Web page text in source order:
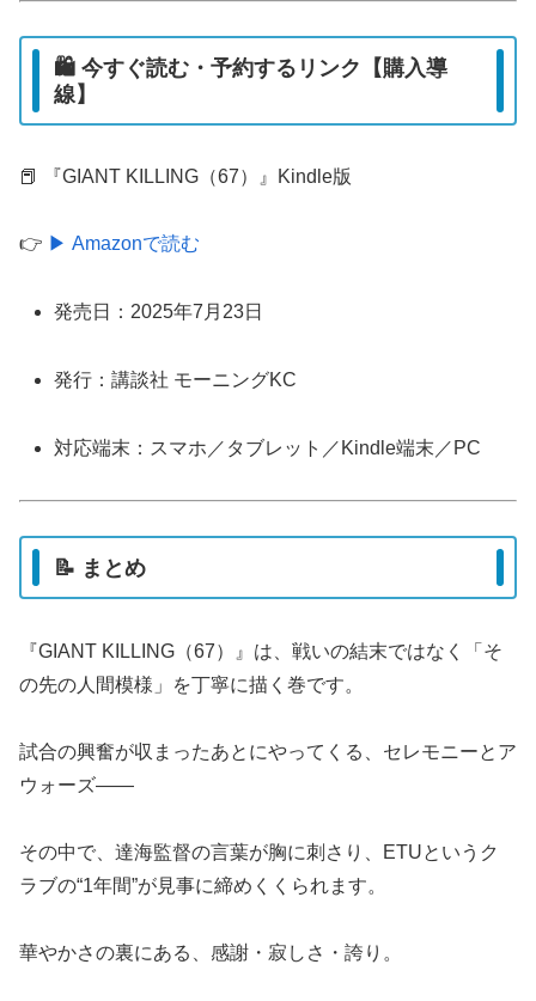
🛍️ 今すぐ読む・予約するリンク【購入導
線】
📕 『GIANT KILLING（67）』Kindle版
👉 ▶ Amazonで読む
発売日：2025年7月23日
発行：講談社 モーニングKC
対応端末：スマホ／タブレット／Kindle端末／PC
📝 まとめ
『GIANT KILLING（67）』は、戦いの結末ではなく「そ
の先の人間模様」を丁寧に描く巻です。
試合の興奮が収まったあとにやってくる、セレモニーとア
ウォーズ——
その中で、達海監督の言葉が胸に刺さり、ETUというク
ラブの“1年間”が見事に締めくくられます。
華やかさの裏にある、感謝・寂しさ・誇り。